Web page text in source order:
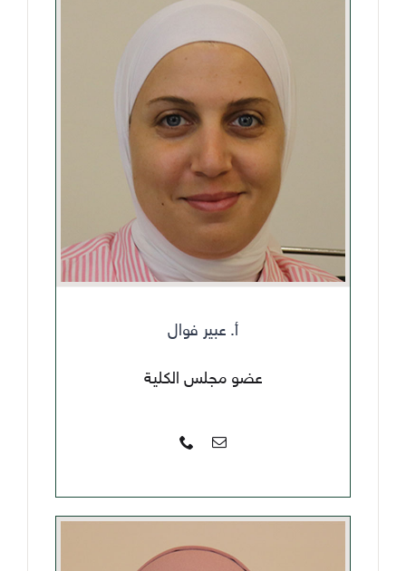
أ. عبير فوال
عضو مجلس الكلية